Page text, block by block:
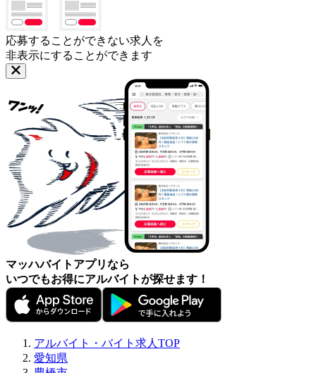
応募することができない求人を
非表示にすることができます
マッハバイトアプリなら
いつでもお得にアルバイトが探せます！
アルバイト・バイト求人TOP
愛知県